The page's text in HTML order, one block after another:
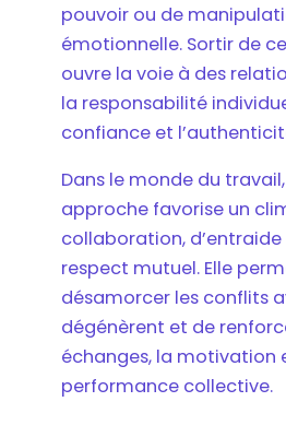
pouvoir ou de
émotionnelle. Sortir de
ouvre la voie à des
la responsabilité
confiance et
Dans le monde du
approche favorise un
collaboration,
respect mutuel. Elle
désamorcer les conflits
dégénèrent et de
échanges, la motivation
performance collective.